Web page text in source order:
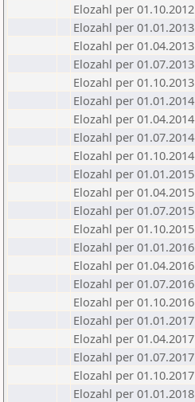
Elozahl per 01.10.2012
Elozahl per 01.01.2013
Elozahl per 01.04.2013
Elozahl per 01.07.2013
Elozahl per 01.10.2013
Elozahl per 01.01.2014
Elozahl per 01.04.2014
Elozahl per 01.07.2014
Elozahl per 01.10.2014
Elozahl per 01.01.2015
Elozahl per 01.04.2015
Elozahl per 01.07.2015
Elozahl per 01.10.2015
Elozahl per 01.01.2016
Elozahl per 01.04.2016
Elozahl per 01.07.2016
Elozahl per 01.10.2016
Elozahl per 01.01.2017
Elozahl per 01.04.2017
Elozahl per 01.07.2017
Elozahl per 01.10.2017
Elozahl per 01.01.2018